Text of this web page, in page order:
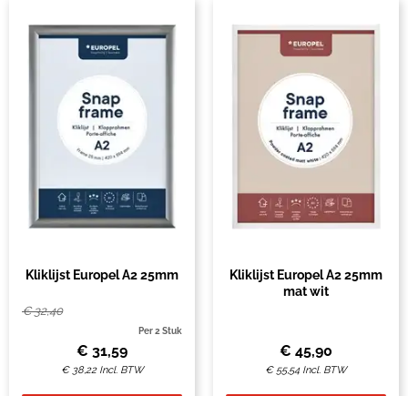
Kliklijst Europel A2 25mm
€32,40
Per 2 Stuk
€ 31,59
€ 38,22 Incl. BTW
Kliklijst Europel A2 25mm
mat wit
€ 45,90
€ 55,54 Incl. BTW